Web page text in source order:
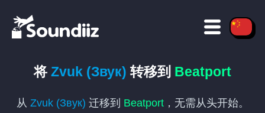
将 Zvuk (Звук) 转移到 Beatport
从 Zvuk (Звук) 迁移到 Beatport，无需从头开始。